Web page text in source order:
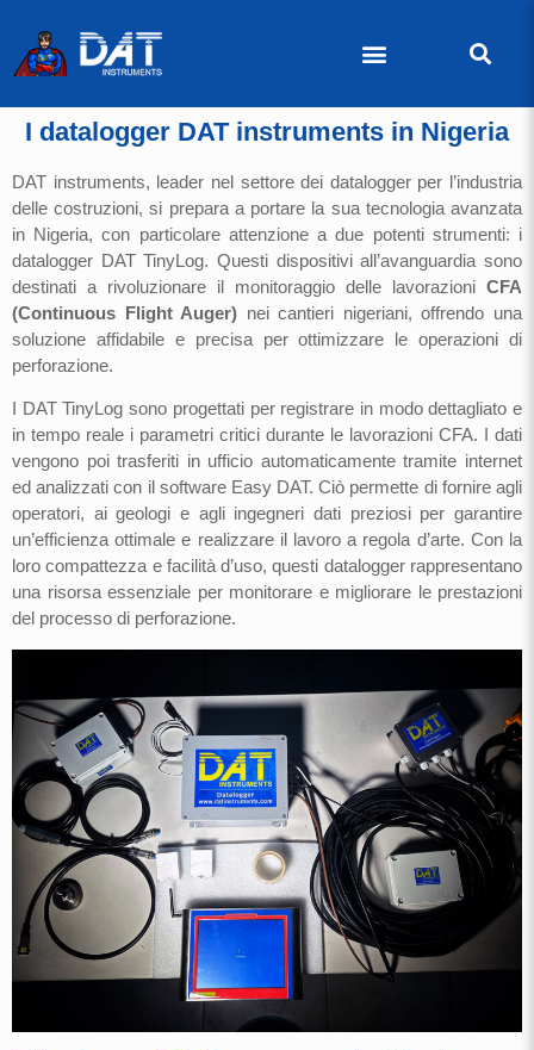
I datalogger DAT instruments in Nigeria
DAT instruments, leader nel settore dei datalogger per l’industria
delle costruzioni, si prepara a portare la sua tecnologia avanzata
in Nigeria, con particolare attenzione a due potenti strumenti: i
datalogger DAT TinyLog. Questi dispositivi all’avanguardia sono
destinati a rivoluzionare il monitoraggio delle lavorazioni CFA
(Continuous Flight Auger) nei cantieri nigeriani, offrendo una
soluzione affidabile e precisa per ottimizzare le operazioni di
perforazione.
I DAT TinyLog sono progettati per registrare in modo dettagliato e
in tempo reale i parametri critici durante le lavorazioni CFA. I dati
vengono poi trasferiti in ufficio automaticamente tramite internet
ed analizzati con il software Easy DAT. Ciò permette di fornire agli
operatori, ai geologi e agli ingegneri dati preziosi per garantire
un’efficienza ottimale e realizzare il lavoro a regola d’arte. Con la
loro compattezza e facilità d’uso, questi datalogger rappresentano
una risorsa essenziale per monitorare e migliorare le prestazioni
del processo di perforazione.